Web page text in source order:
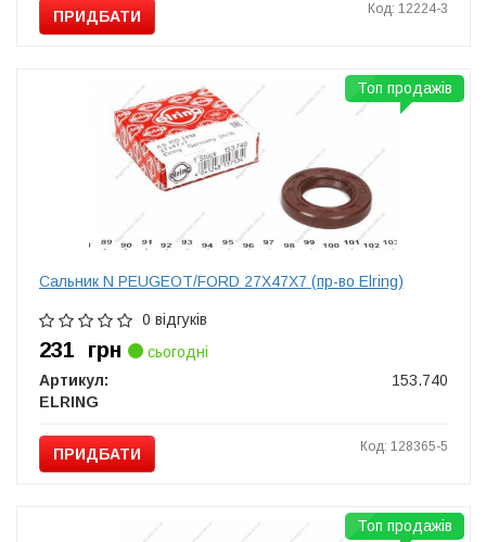
ПРИДБАТИ Код: 12224-3
Сальник N PEUGEOT/FORD 27X47X7 (пр-во Elring)
0 відгуків
231 грн
сьогодні
Артикул:
153.740
ELRING
ПРИДБАТИ Код: 128365-5
Топ продажів
Топ продажів